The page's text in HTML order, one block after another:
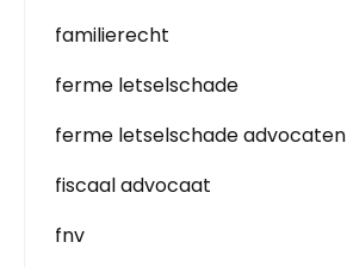
familierecht
ferme letselschade
ferme letselschade advocaten
fiscaal advocaat
fnv